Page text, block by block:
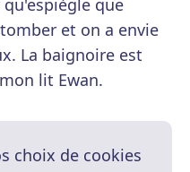
que
et on a envie
La baignoire est
lit Ewan.
choix de cookies